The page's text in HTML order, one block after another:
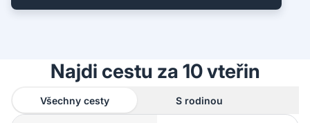
Najdi cestu za 10 vteřin
Všechny cesty S rodinou